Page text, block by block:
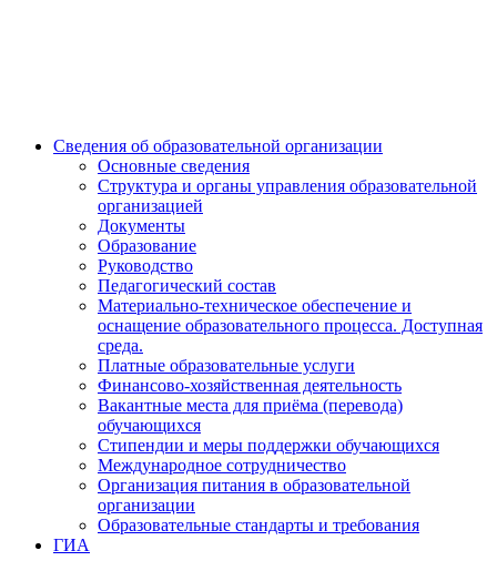
Сведения об образовательной организации
Основные сведения
Структура и органы управления образовательной
организацией
Документы
Образование
Руководство
Педагогический состав
Материально-техническое обеспечение и
оснащение образовательного процесса. Доступная
среда.
Платные образовательные услуги
Финансово-хозяйственная деятельность
Вакантные места для приёма (перевода)
обучающихся
Стипендии и меры поддержки обучающихся
Международное сотрудничество
Организация питания в образовательной
организации
Образовательные стандарты и требования
ГИА